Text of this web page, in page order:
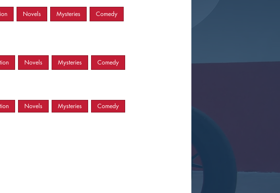
Novels Mysteries Comedy
Novels Mysteries Comedy
Novels Mysteries Comedy